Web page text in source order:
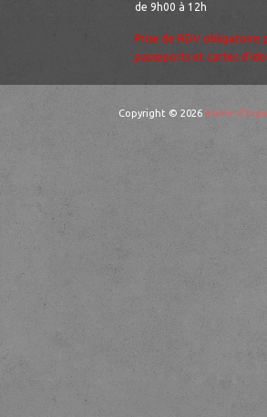
de 9h00 à 12h
Prise de RDV obligatoire
passeports et cartes
Copyright © 2026 mairie